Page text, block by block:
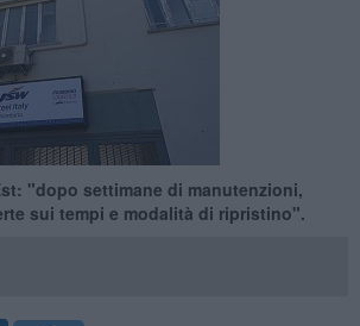
"dopo settimane di manutenzioni,
sui tempi e modalità di ripristino".